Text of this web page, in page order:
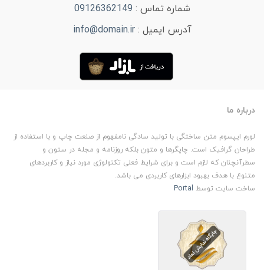
شماره تماس : 09126362149
آدرس ایمیل :info@domain.ir
درباره ما
لورم ایپسوم متن ساختگی با تولید سادگی نامفهوم از صنعت چاپ و با استفاده از
طراحان گرافیک است. چاپگرها و متون بلکه روزنامه و مجله در ستون و
سطرآنچنان که لازم است و برای شرایط فعلی تکنولوژی مورد نیاز و کاربردهای
متنوع با هدف بهبود ابزارهای کاربردی می باشد.
ساخت سایت توسط Portal